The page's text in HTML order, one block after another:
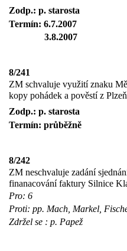
Zodp.: p. starosta
Termín: 6.7.2007
3.8.2007
8/241
ZM schvaluje využití znaku
kopy pohádek a pověstí z
Zodp.: p. starosta
Termín: průběžně
8/242
ZM neschvaluje zadání
finanacování faktury Silnice
Pro: 6
Proti: pp. Mach, Markel,
Zdržel se : p. Papež